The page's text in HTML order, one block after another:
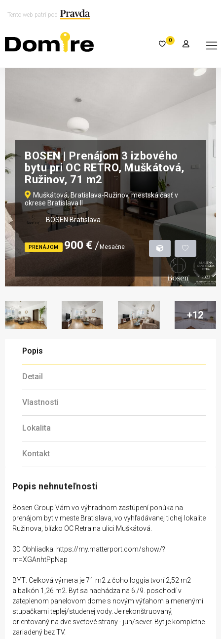
Tento web patrí pod
0
​​​​​​​BOSEN | Prenájom 3 izbového
bytu pri OC RETRO, Muškátová,
Ružinov, 71 m2
Muškátová, Bratislava-Ružinov, mestská časť v
okrese Bratislava II
BOSEN Bratislava
PRENÁJOM 900 € Mesačne
+12
Popis
Detail
Vlastnosti
Lokalita
Kontakt
Popis nehnuteľnosti
Bosen Group Vám vo výhradnom zastúpení ponúka na
prenájom byt v meste Bratislava, vo vyhľadávanej tichej lokalite
Ružinova, blízko OC Retra na ulici Muškátová.
3D Obhliadka: https://my.matterport.com/show/?
m=XGAnhtPpNap
BYT: Celková výmera je 71 m2 z čoho loggia tvorí 2,52 m2
a balkón 1,26 m2. Byt sa nachádza na 6./9. poschodí v
zateplenom panelovom dome s novým výťahom a menenými
stupačkami teplej/studenej vody. Je rekonštruovaný,
orientovaný na dve svetové strany - juh/sever. Byt je kompletne
zariadený bez TV.